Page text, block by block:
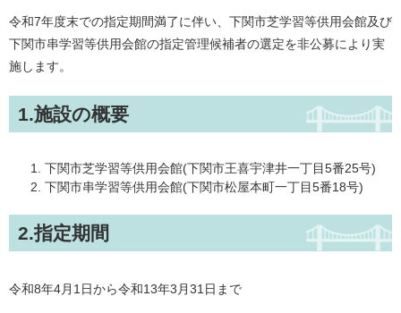
令和7年度末での指定期間満了に伴い、下関市芝学習等供用会館及び
下関市串学習等供用会館の指定管理候補者の選定を非公募により実
施します。
1.施設の概要
下関市芝学習等供用会館(下関市王喜宇津井一丁目5番25号)
下関市串学習等供用会館(下関市松屋本町一丁目5番18号)
2.指定期間
令和8年4月1日から令和13年3月31日まで